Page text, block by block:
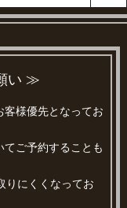
い ≫
客様優先となってお
ご予約することも
にくくなってお